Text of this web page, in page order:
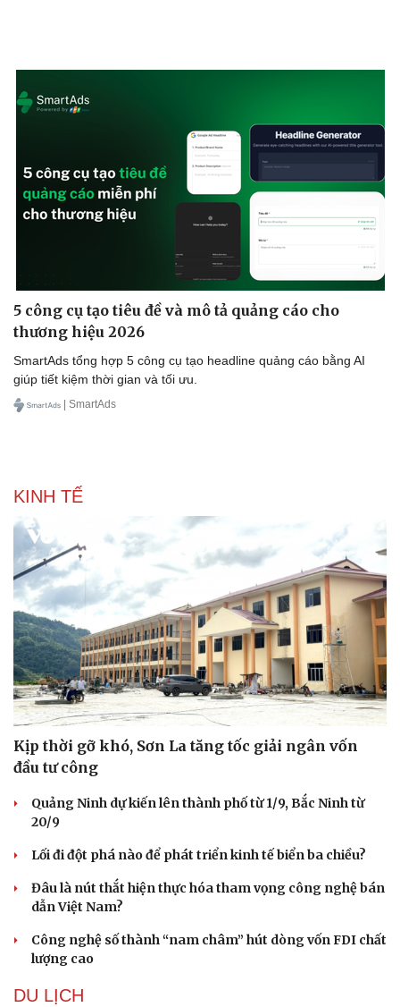
Thể thao
Bóng đá
Lịch thi đấu bóng đá
Thế giới thể thao
Hậu trường
Ô tô - Xe máy
Ô tô
Xe máy
5 công cụ tạo tiêu đề và mô tả quảng cáo cho
thương hiệu 2026
SmartAds tổng hợp 5 công cụ tạo headline quảng cáo bằng AI
giúp tiết kiệm thời gian và tối ưu.
| SmartAds
KINH TẾ
Kịp thời gỡ khó, Sơn La tăng tốc giải ngân vốn
đầu tư công
Quảng Ninh dự kiến lên thành phố từ 1/9, Bắc Ninh từ
20/9
Lối đi đột phá nào để phát triển kinh tế biển ba chiều?
Đâu là nút thắt hiện thực hóa tham vọng công nghệ bán
dẫn Việt Nam?
Công nghệ số thành “nam châm” hút dòng vốn FDI chất
lượng cao
DU LỊCH